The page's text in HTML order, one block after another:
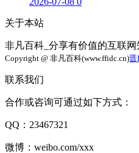
关于本站
非凡百科_分享有价值的互联网
Copyright @ 非凡百科(www.ffidc.cn)晋
联系我们
合作或咨询可通过如下方式：
QQ：23467321
微博：weibo.com/xxx